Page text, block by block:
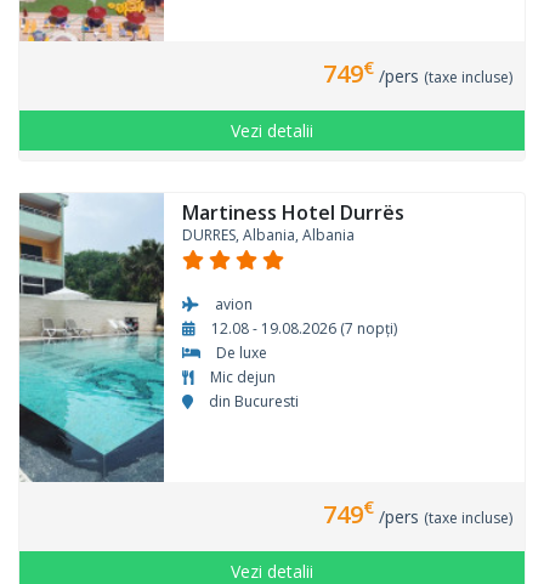
749€ /pers (taxe incluse)
Vezi detalii
Martiness Hotel Durrës
DURRES, Albania, Albania
avion
12.08 - 19.08.2026 (7 nopți)
De luxe
Mic dejun
din Bucuresti
749€ /pers (taxe incluse)
Vezi detalii